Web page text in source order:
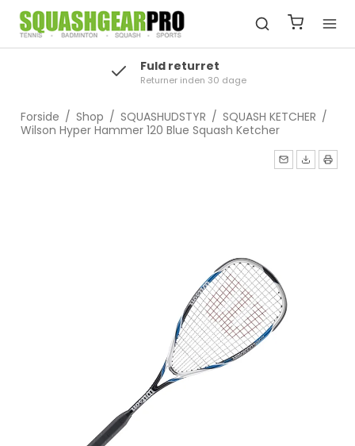
Fuld returret
Returner inden 30 dage
Forside / Shop / SQUASHUDSTYR / SQUASH KETCHER /
Wilson Hyper Hammer 120 Blue Squash Ketcher